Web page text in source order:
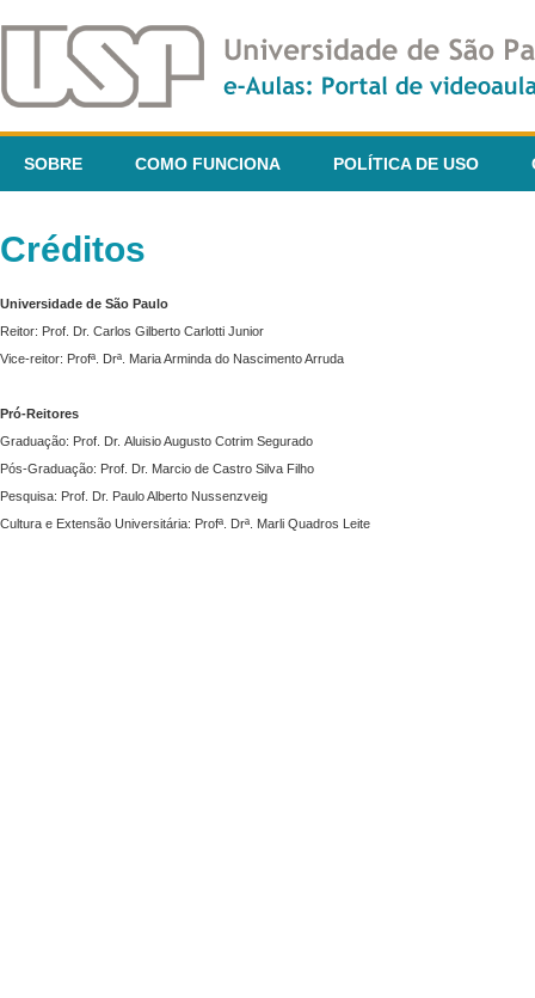
SOBRE COMO FUNCIONA POLÍTICA DE USO
Créditos
Universidade de São Paulo
Reitor: Prof. Dr. Carlos Gilberto Carlotti Junior
Vice-reitor: Profª. Drª. Maria Arminda do Nascimento Arruda
Pró-Reitores
Graduação: Prof. Dr. Aluisio Augusto Cotrim Segurado
Pós-Graduação: Prof. Dr. Marcio de Castro Silva Filho
Pesquisa: Prof. Dr. Paulo Alberto Nussenzveig
Cultura e Extensão Universitária: Profª. Drª. Marli Quadros Leite